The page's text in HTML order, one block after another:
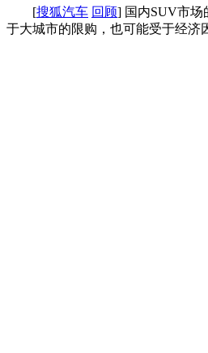
[搜狐汽车 回顾] 国内SUV市场
于大城市的限购，也可能受于经济